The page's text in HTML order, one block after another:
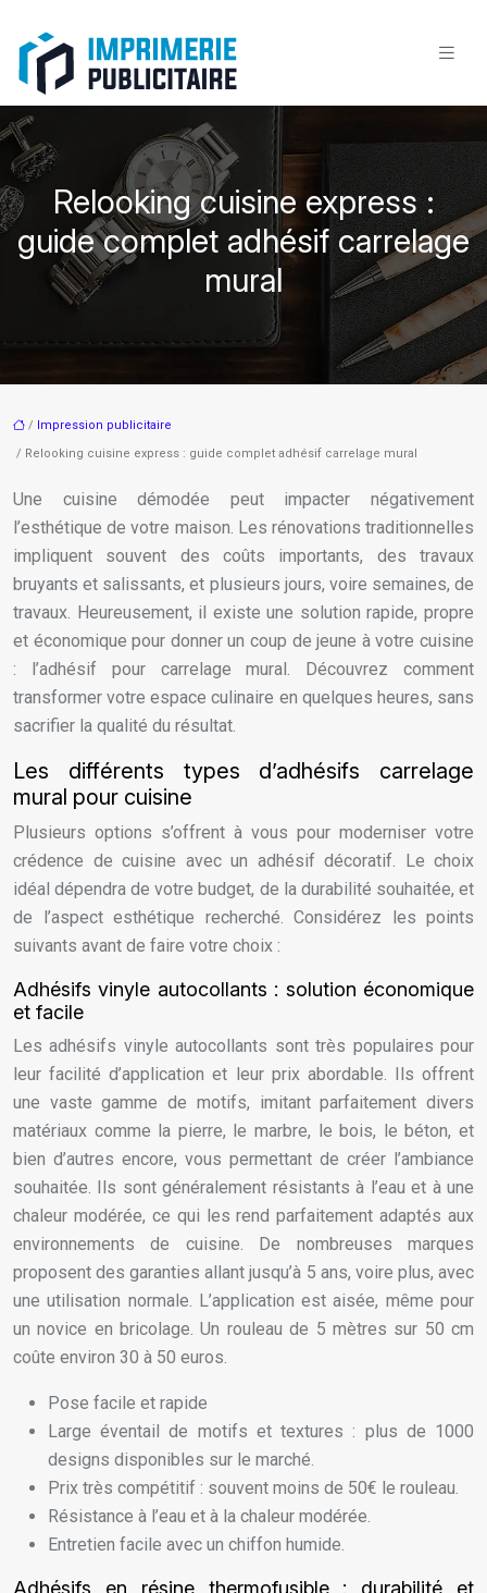
Relooking cuisine express :
guide complet adhésif carrelage
mural
/
Impression publicitaire
/ Relooking cuisine express : guide complet adhésif carrelage mural
Une cuisine démodée peut impacter négativement
l’esthétique de votre maison. Les rénovations traditionnelles
impliquent souvent des coûts importants, des travaux
bruyants et salissants, et plusieurs jours, voire semaines, de
travaux. Heureusement, il existe une solution rapide, propre
et économique pour donner un coup de jeune à votre cuisine
: l’adhésif pour carrelage mural. Découvrez comment
transformer votre espace culinaire en quelques heures, sans
sacrifier la qualité du résultat.
Les différents types d’adhésifs carrelage
mural pour cuisine
Plusieurs options s’offrent à vous pour moderniser votre
crédence de cuisine avec un adhésif décoratif. Le choix
idéal dépendra de votre budget, de la durabilité souhaitée, et
de l’aspect esthétique recherché. Considérez les points
suivants avant de faire votre choix :
Adhésifs vinyle autocollants : solution économique
et facile
Les adhésifs vinyle autocollants sont très populaires pour
leur facilité d’application et leur prix abordable. Ils offrent
une vaste gamme de motifs, imitant parfaitement divers
matériaux comme la pierre, le marbre, le bois, le béton, et
bien d’autres encore, vous permettant de créer l’ambiance
souhaitée. Ils sont généralement résistants à l’eau et à une
chaleur modérée, ce qui les rend parfaitement adaptés aux
environnements de cuisine. De nombreuses marques
proposent des garanties allant jusqu’à 5 ans, voire plus, avec
une utilisation normale. L’application est aisée, même pour
un novice en bricolage. Un rouleau de 5 mètres sur 50 cm
coûte environ 30 à 50 euros.
Pose facile et rapide
Large éventail de motifs et textures : plus de 1000
designs disponibles sur le marché.
Prix très compétitif : souvent moins de 50€ le rouleau.
Résistance à l’eau et à la chaleur modérée.
Entretien facile avec un chiffon humide.